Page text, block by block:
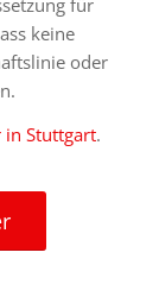
für
keine
oder
in Stuttgart.